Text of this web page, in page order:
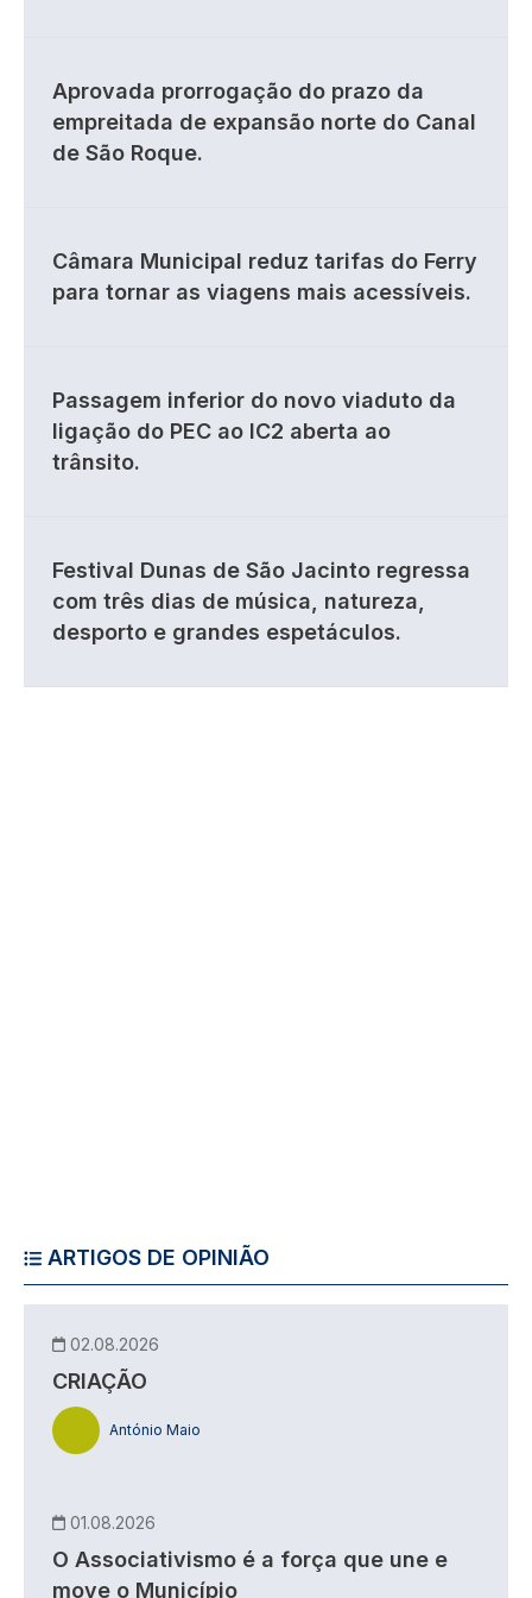
Aprovada prorrogação do prazo da
empreitada de expansão norte do Canal
de São Roque.
Câmara Municipal reduz tarifas do Ferry
para tornar as viagens mais acessíveis.
Passagem inferior do novo viaduto da
ligação do PEC ao IC2 aberta ao
trânsito.
Festival Dunas de São Jacinto regressa
com três dias de música, natureza,
desporto e grandes espetáculos.
ARTIGOS DE OPINIÃO
02.08.2026
CRIAÇÃO
António Maio
01.08.2026
O Associativismo é a força que une e
move o Município